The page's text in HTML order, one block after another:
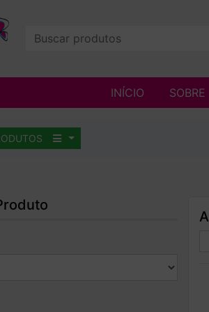
INÍCIO SOBRE